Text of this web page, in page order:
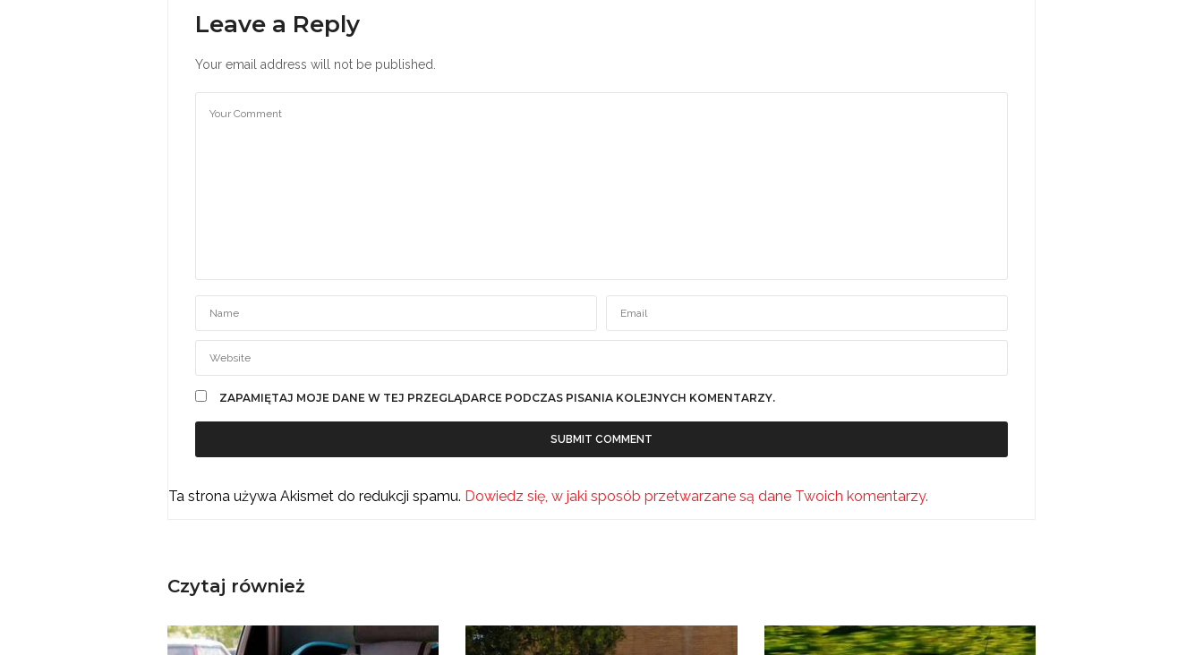
Leave a Reply
Your email address will not be published.
ZAPAMIĘTAJ MOJE DANE W TEJ PRZEGLĄDARCE PODCZAS PISANIA KOLEJNYCH KOMENTARZY.
Ta strona używa Akismet do redukcji spamu. Dowiedz się, w jaki sposób przetwarzane są dane Twoich komentarzy.
Czytaj również